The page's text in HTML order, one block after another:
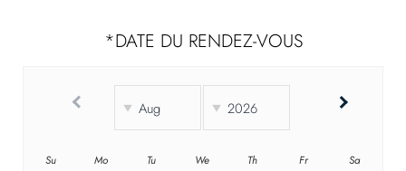
*DATE DU RENDEZ-VOUS
Su Mo Tu We Th Fr Sa